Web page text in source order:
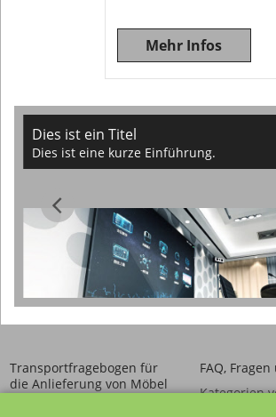
Mehr Infos
Dies ist ein Titel
Dies ist eine kurze Einführung.
Transportfragebogen für
die Anlieferung von Möbel
FAQ,
Kategorien